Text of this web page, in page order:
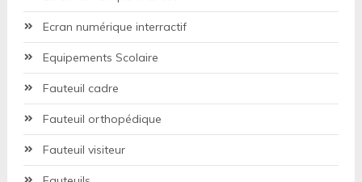
Ecran numérique interractif
Equipements Scolaire
Fauteuil cadre
Fauteuil orthopédique
Fauteuil visiteur